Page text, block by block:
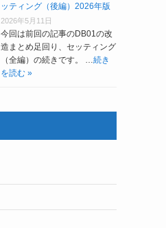
ッティング（後編）2026年版
2026年5月11日
今回は前回の記事のDB01の改
造まとめ足回り、セッティング
（全編）の続きです。 …続き
を読む »